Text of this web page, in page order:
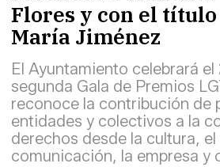
Flores y con el
María Jiménez
El Ayuntamiento celebrará
segunda Gala de Premios
reconoce la contribución de
entidades y colectivos a la
derechos desde la cultura,
comunicación, la empresa y